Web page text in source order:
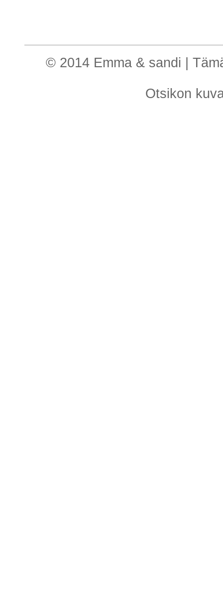
© 2014 Emma & sandi |
Otsikon